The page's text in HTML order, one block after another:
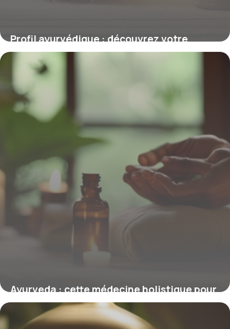
Profil ayurvédique : découvrez votre
constitution Vata, Pitta ou Kapha
26 février 2026
Ayurveda : cette médecine holistique pour
le bien-être du corps et de l’esprit
23 février 2026